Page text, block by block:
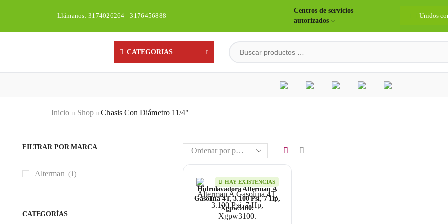
Llámanos: 3174026264 - 3176456888
Centros de servicios
autorizados
Unidos
CATEGORIAS
Inicio Shop Chasis Con Diámetro 11/4"
HAY EXISTENCIAS
Hidrolavadora Alterman A
Gasolina 4T, 3.100 Psi, 7 Hp,
Xgpw3100.
FILTRAR POR MARCA
Alterman (1)
CATEGORÍAS